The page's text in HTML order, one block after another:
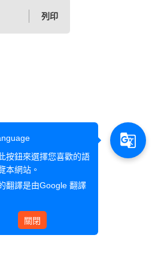
列印
按鈕來選擇您喜歡的語
本網站。
翻譯是由Google 翻譯
關閉
g_translate